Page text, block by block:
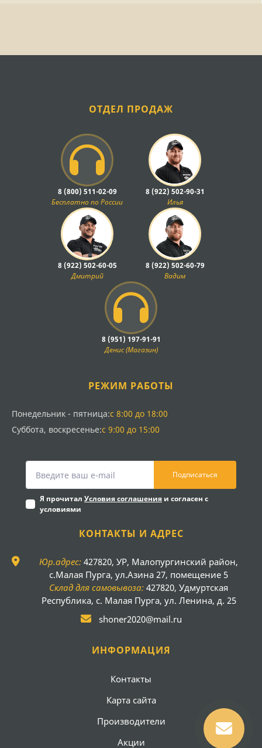
ОТДЕЛ ПРОДАЖ
8 (800) 511-02-09
Бесплатно по России
8 (922) 502-90-31
Илья
8 (922) 502-60-05
Дмитрий
8 (922) 502-60-79
Вадим
8 (951) 197-91-91
Денис (Магазин)
РЕЖИМ РАБОТЫ
Понедельник - пятница:с 8:00 до 18:00
Суббота, воскресенье:с 9:00 до 15:00
Подписаться
Я прочитал Условия соглашения и согласен с
условиями
КОНТАКТЫ И АДРЕС
Юр.адрес: 427820, УР, Малопургинский район,
с.Малая Пурга, ул.Азина 27, помещение 5
Склад для самовывоза: 427820, Удмуртская
Республика, с. Малая Пурга, ул. Ленина, д. 25
shoner2020@mail.ru
ИНФОРМАЦИЯ
Контакты
Карта сайта
Производители
Акции